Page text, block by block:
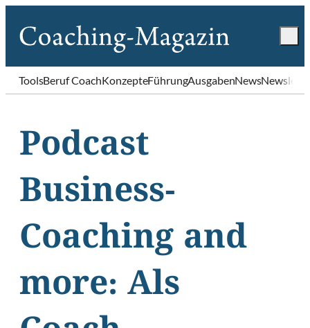
ToolsBeruf CoachKonzepteFührungAusgabenNews
Podcast
Business-
Coaching and
more: Als